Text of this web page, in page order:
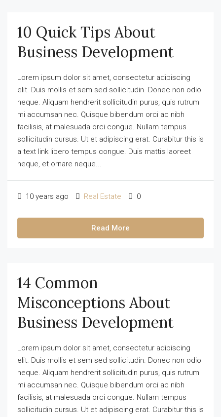
10 Quick Tips About
Business Development
Lorem ipsum dolor sit amet, consectetur adipiscing
elit. Duis mollis et sem sed sollicitudin. Donec non odio
neque. Aliquam hendrerit sollicitudin purus, quis rutrum
mi accumsan nec. Quisque bibendum orci ac nibh
facilisis, at malesuada orci congue. Nullam tempus
sollicitudin cursus. Ut et adipiscing erat. Curabitur this is
a text link libero tempus congue. Duis mattis laoreet
neque, et ornare neque...
10 years ago Real Estate 0
Read More
14 Common
Misconceptions About
Business Development
Lorem ipsum dolor sit amet, consectetur adipiscing
elit. Duis mollis et sem sed sollicitudin. Donec non odio
neque. Aliquam hendrerit sollicitudin purus, quis rutrum
mi accumsan nec. Quisque bibendum orci ac nibh
facilisis, at malesuada orci congue. Nullam tempus
sollicitudin cursus. Ut et adipiscing erat. Curabitur this is